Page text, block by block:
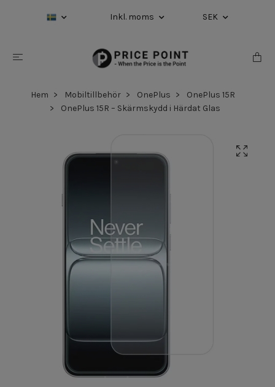
Inkl. moms SEK
Hem Mobiltillbehör OnePlus
OnePlus 15R
OnePlus 15R – Skärmskydd i Härdat Glas